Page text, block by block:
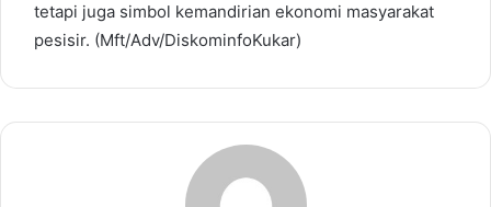
tetapi juga simbol kemandirian ekonomi masyarakat
pesisir. (Mft/Adv/DiskominfoKukar)